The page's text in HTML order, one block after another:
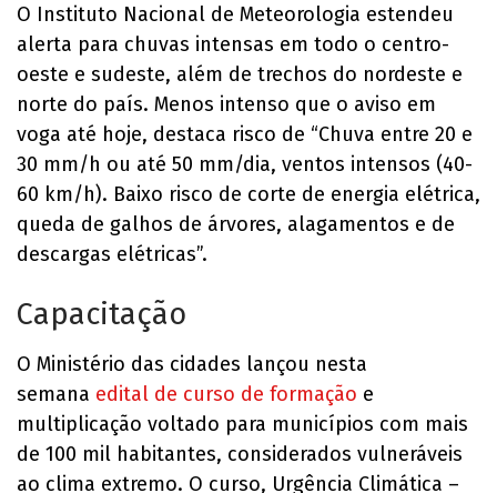
O Instituto Nacional de Meteorologia estendeu
alerta para chuvas intensas em todo o centro-
oeste e sudeste, além de trechos do nordeste e
norte do país. Menos intenso que o aviso em
voga até hoje, destaca risco de “Chuva entre 20 e
30 mm/h ou até 50 mm/dia, ventos intensos (40-
60 km/h). Baixo risco de corte de energia elétrica,
queda de galhos de árvores, alagamentos e de
descargas elétricas”.
Capacitação
O Ministério das cidades lançou nesta
semana edital de curso de formação e
multiplicação voltado para municípios com mais
de 100 mil habitantes, considerados vulneráveis
ao clima extremo. O curso, Urgência Climática –